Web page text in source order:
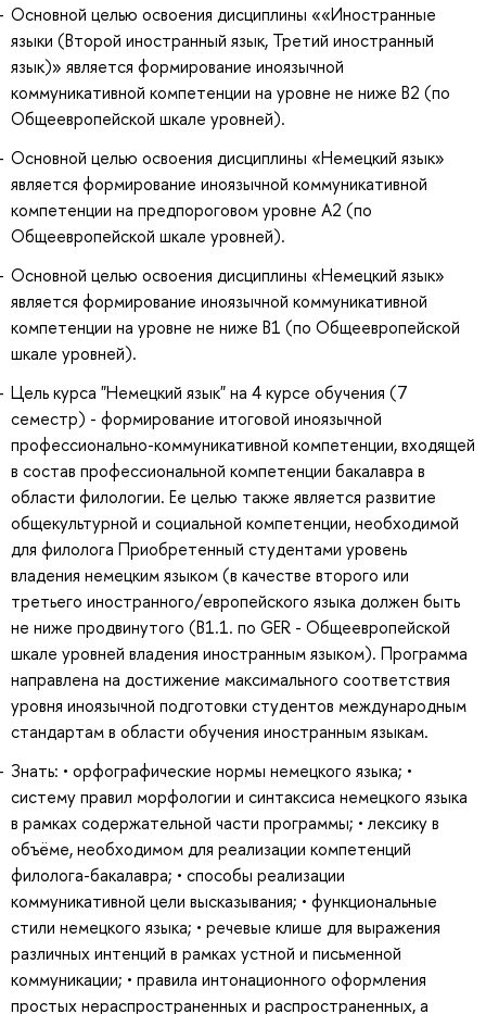
Основной целью освоения дисциплины ««Иностранные
языки (Второй иностранный язык, Третий иностранный
язык)» является формирование иноязычной
коммуникативной компетенции на уровне не ниже B2 (по
Общеевропейской шкале уровней).
Основной целью освоения дисциплины «Немецкий язык»
является формирование иноязычной коммуникативной
компетенции на предпороговом уровне A2 (по
Общеевропейской шкале уровней).
Основной целью освоения дисциплины «Немецкий язык»
является формирование иноязычной коммуникативной
компетенции на уровне не ниже B1 (по Общеевропейской
шкале уровней).
Цель курса "Немецкий язык" на 4 курсе обучения (7
семестр) - формирование итоговой иноязычной
профессионально-коммуникативной компетенции, входящей
в состав профессиональной компетенции бакалавра в
области филологии. Ее целью также является развитие
общекультурной и социальной компетенции, необходимой
для филолога Приобретенный студентами уровень
владения немецким языком (в качестве второго или
третьего иностранного/европейского языка должен быть
не ниже продвинутого (B1.1. по GER - Общеевропейской
шкале уровней владения иностранным языком). Программа
направлена на достижение максимального соответствия
уровня иноязычной подготовки студентов международным
стандартам в области обучения иностранным языкам.
Знать: • орфографические нормы немецкого языка; •
систему правил морфологии и синтаксиса немецкого языка
в рамках содержательной части программы; • лексику в
объёме, необходимом для реализации компетенций
филолога-бакалавра; • способы реализации
коммуникативной цели высказывания; • функциональные
стили немецкого языка; • речевые клише для выражения
различных интенций в рамках устной и письменной
коммуникации; • правила интонационного оформления
простых нераспространенных и распространенных, а